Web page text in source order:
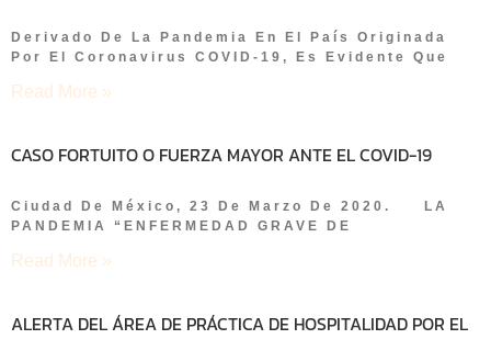
Derivado De La Pandemia En El País Originada
Por El Coronavirus COVID-19, Es Evidente Que
Read More »
CASO FORTUITO O FUERZA MAYOR ANTE EL COVID-19
Ciudad De México, 23 De Marzo De 2020. LA
PANDEMIA “ENFERMEDAD GRAVE DE
Read More »
ALERTA DEL ÁREA DE PRÁCTICA DE HOSPITALIDAD POR EL